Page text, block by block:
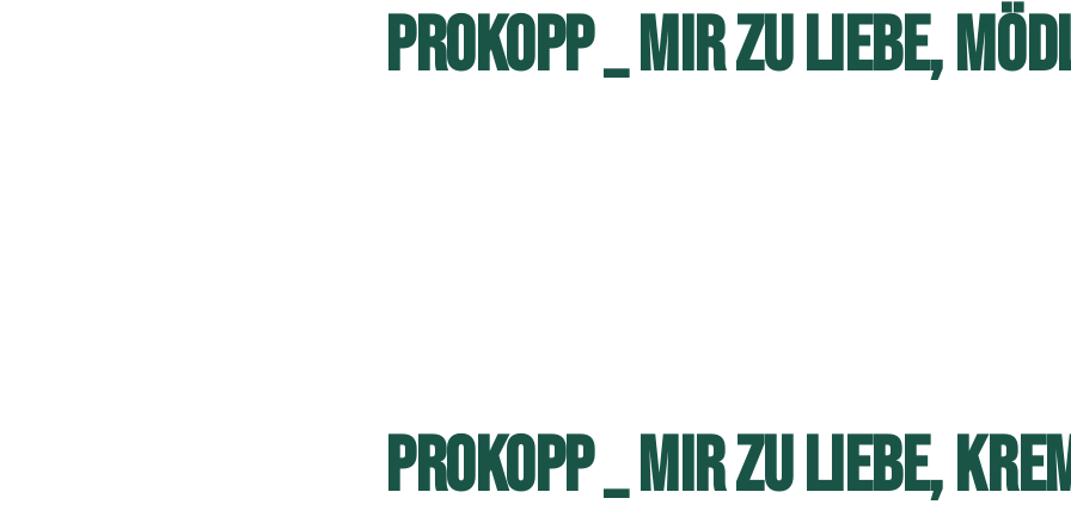
PROKOPP _ MIR ZU LIEBE,
PROKOPP _ MIR ZU LIEBE,